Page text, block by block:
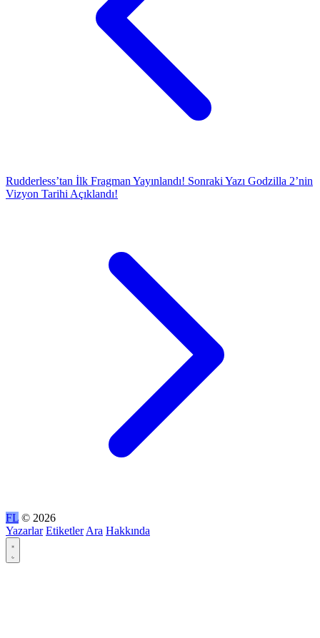
Rudderless’tan İlk Fragman Yayınlandı! Sonraki Yazı Godzilla 2’nin
Vizyon Tarihi Açıklandı!
FL © 2026
Yazarlar Etiketler Ara Hakkında